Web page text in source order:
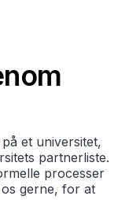
et universitet,
partnerliste.
processer
gerne, for at